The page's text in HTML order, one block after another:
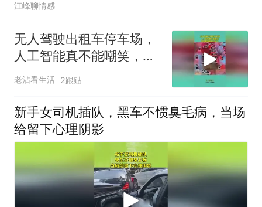
江峰聊情感
无人驾驶出租车停车场，
人工智能真不能嘲笑，司
机都改坐办公室了
老沾看生活 2跟贴
新手女司机插队，黑车不惯臭毛病，当场
给留下心理阴影